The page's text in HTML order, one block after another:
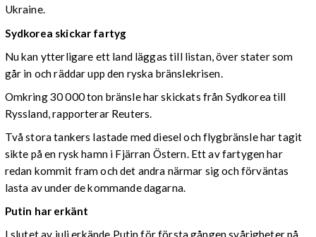
Ukraine.
Sydkorea skickar fartyg
Nu kan ytterligare ett land läggas till listan, över stater som
går in och räddar upp den ryska bränslekrisen.
Omkring 30 000 ton bränsle har skickats från Sydkorea till
Ryssland, rapporterar Reuters.
Två stora tankers lastade med diesel och flygbränsle har tagit
sikte på en rysk hamn i Fjärran Östern. Ett av fartygen har
redan kommit fram och det andra närmar sig och förväntas
lasta av under de kommande dagarna.
Putin har erkänt